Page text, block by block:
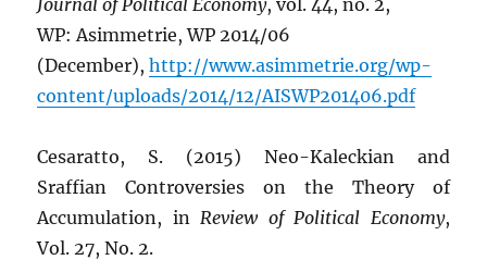
WP: Asimmetrie, WP 2014/06
(December),http://www.asimmetrie.org/wp-
content/uploads/2014/12/AISWP201406.pdf
Cesaratto, S. (2015) Neo-Kaleckian and
Sraffian Controversies on the Theory of
Accumulation, in Review of Political Economy,
Vol. 27, No. 2.